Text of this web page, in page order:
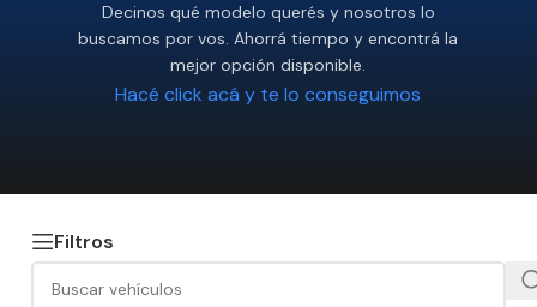
Decinos qué modelo querés y nosotros lo
buscamos por vos. Ahorrá tiempo y encontrá la
mejor opción disponible.
Hacé click acá y te lo conseguimos
Filtros